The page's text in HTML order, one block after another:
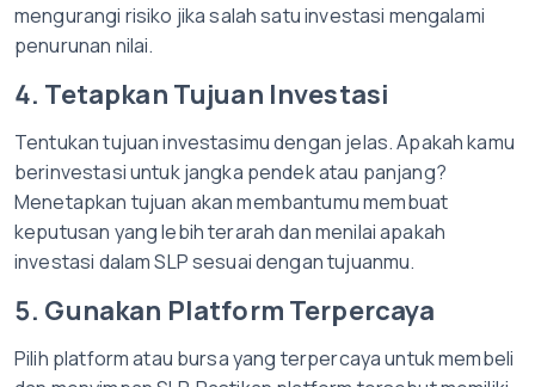
mengurangi risiko jika salah satu investasi mengalami
penurunan nilai.
4. Tetapkan Tujuan Investasi
Tentukan tujuan investasimu dengan jelas. Apakah kamu
berinvestasi untuk jangka pendek atau panjang?
Menetapkan tujuan akan membantumu membuat
keputusan yang lebih terarah dan menilai apakah
investasi dalam SLP sesuai dengan tujuanmu.
5. Gunakan Platform Terpercaya
Pilih platform atau bursa yang terpercaya untuk membeli